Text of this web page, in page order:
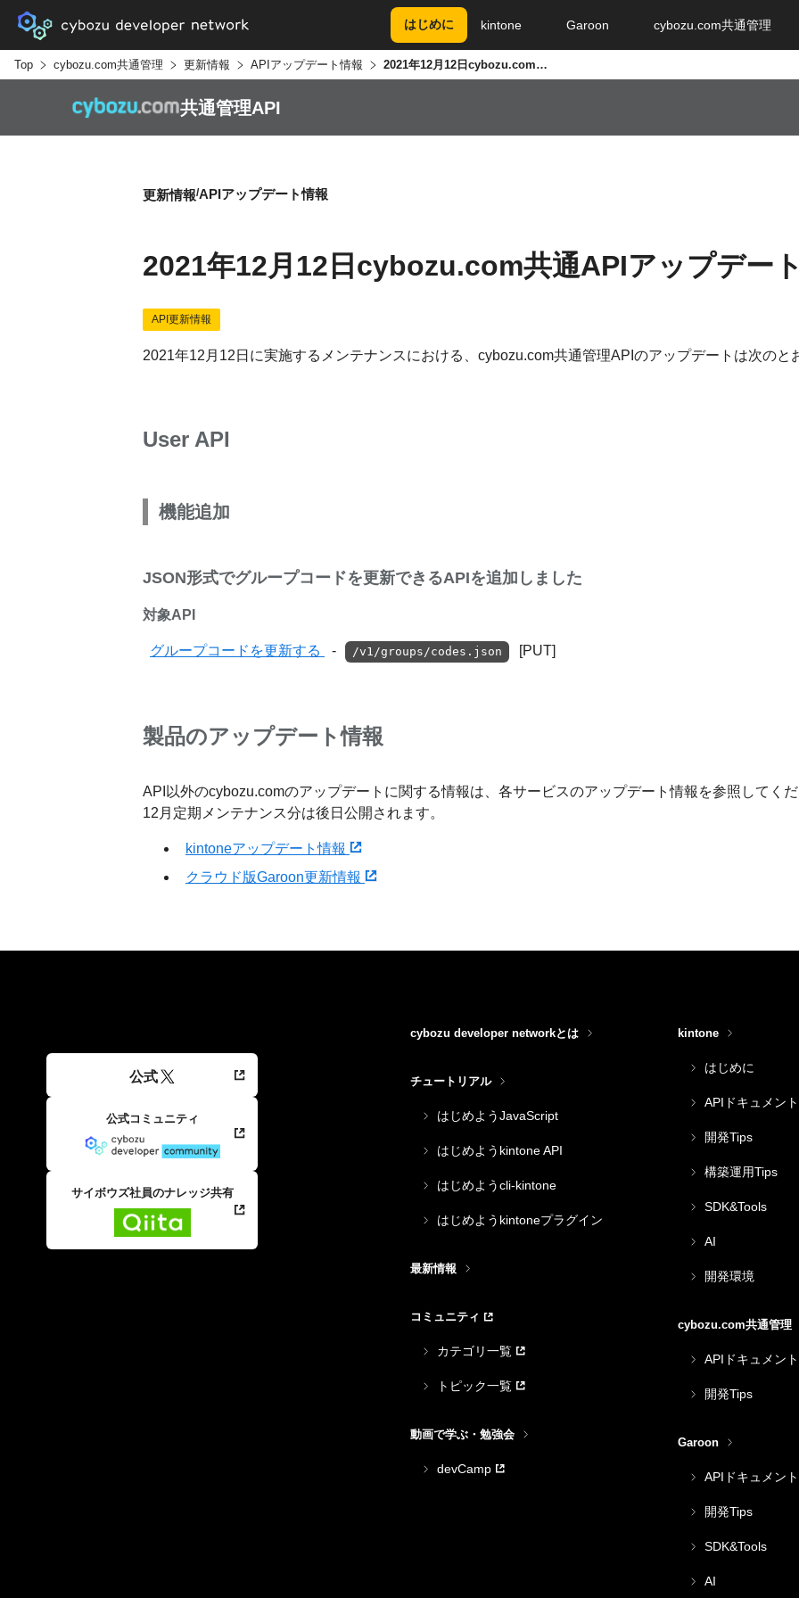
はじめに kintone Garoon cybozu.com共通管理
Top cybozu.com共通管理 更新情報 APIアップデート情報 2021年12月12日cybozu.com共通APIアップデート情報
共通管理API
更新情報 APIアップデート情報
2021年12月12日cybozu.com共通APIアップデー
API更新情報
2021年12月12日に実施するメンテナンスにおける、cybozu.com共通管理APIのアップデートは次のと
User API
機能追加
JSON形式でグループコードを更新できるAPIを追加しました
対象API
グループコードを更新する - /v1/groups/codes.json [PUT]
製品のアップデート情報
API以外のcybozu.comのアップデートに関する情報は、各サービスのアップデート情報を参照してく
12月定期メンテナンス分は後日公開されます。
kintoneアップデート情報
クラウド版Garoon更新情報
公式
公式コミュニティ
サイボウズ社員のナレッジ共有
cybozu developer networkとは
チュートリアル
はじめようJavaScript
はじめようkintone API
はじめようcli-kintone
はじめようkintoneプラグイン
最新情報
コミュニティ
カテゴリ一覧
トピック一覧
動画で学ぶ・勉強会
devCamp
kintone
はじめに
APIドキュメント
開発Tips
構築運用Tips
SDK&Tools
AI
開発環境
cybozu.com共通管理
APIドキュメント
開発Tips
Garoon
APIドキュメント
開発Tips
SDK&Tools
AI